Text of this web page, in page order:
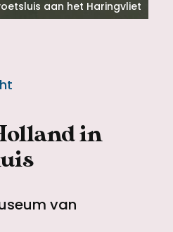
in
van
aan het Haringvliet